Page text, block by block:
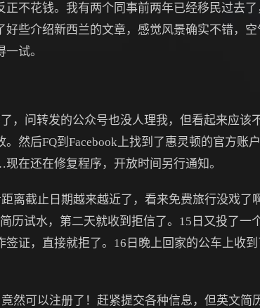
不花钱。我有两个同事前两年已经移民过去
些介绍新西兰的文章，感觉风景确实不错，
试。
，问转发的公众号也没人理我，但看起来应该
然后FQ到Facebook上找到了惠灵顿的官方账
在还在修复程序，开放时间另行通知。
截止日期越来越近了，看来免费旅行没戏了
历试水，第二天就收到拒信了。15日又投了
证，直接就拒了。16日晚上回家的公车上收
可以注册了！赶紧提交各种信息，但英文简